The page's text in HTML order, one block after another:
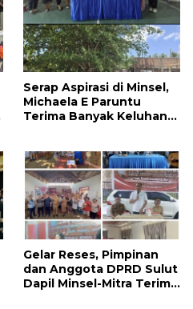
Serap Aspirasi di Minsel,
Michaela E Paruntu
Terima Banyak Keluhan
Gelar Reses, Pimpinan
dan Anggota DPRD Sulut
Dapil Minsel-Mitra Terima